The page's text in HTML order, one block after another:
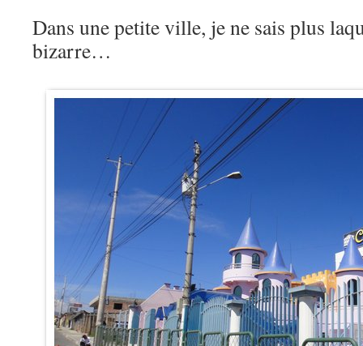
Dans une petite ville, je ne sais plus
bizarre…